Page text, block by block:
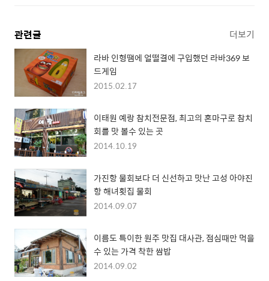
관련글 더보기
라바 인형땜에 얼떨결에 구입했던 라바369 보
드게임
2015.02.17
이태원 예랑 참치전문점, 최고의 혼마구로 참치
회를 맛 볼수 있는 곳
2014.10.19
가진항 물회보다 더 신선하고 맛난 고성 아야진
항 해녀횟집 물회
2014.09.07
이름도 특이한 원주 맛집 대사관, 점심때만 먹을
수 있는 가격 착한 쌈밥
2014.09.02